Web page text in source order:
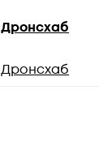
Дронсхаб
Дронсхаб